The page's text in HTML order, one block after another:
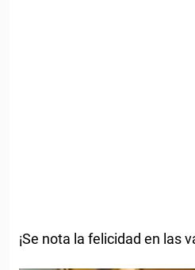
¡Se nota la felicidad en las